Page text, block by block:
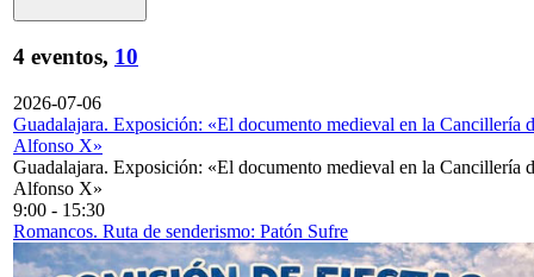
4 eventos, 10
2026-07-06
Guadalajara. Exposición: «El documento medieval en la Cancillería
Alfonso X»
Guadalajara. Exposición: «El documento medieval en la Cancillería
Alfonso X»
9:00 - 15:30
Romancos. Ruta de senderismo: Patón Sufre